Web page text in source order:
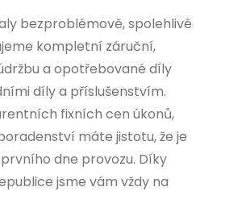
bezproblémově, spolehlivě
kompletní záruční,
a opotřebované díly
díly a příslušenstvím.
fixních cen úkonů,
máte jistotu, že je
dne provozu. Díky
jsme vám vždy na